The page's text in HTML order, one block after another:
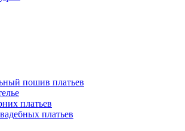
пошив платьев
платьев
платьев